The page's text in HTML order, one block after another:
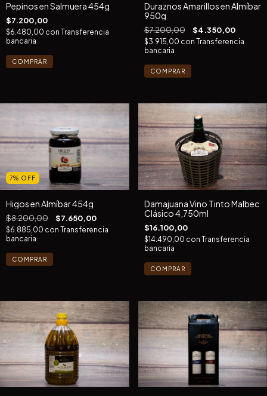
Pepinos en Salmuera 454g
$7.200,00
$6.480,00 con Transferencia
bancaria
Duraznos Amarillos en Almíbar
950g
$7.200,00 $4.350,00
$3.915,00 con Transferencia
bancaria
7% OFF
Higos en Almíbar 454g
$8.200,00 $7.650,00
$6.885,00 con Transferencia
bancaria
Damajuana Vino Tinto Malbec
Clásico 4,750ml
$16.100,00
$14.490,00 con Transferencia
bancaria